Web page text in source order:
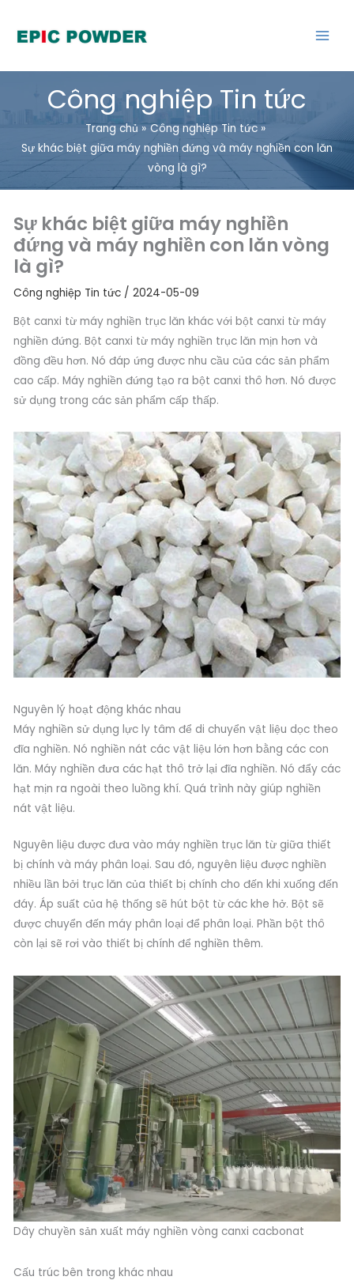
đến
dung
Công nghiệp Tin tức
Trang chủ
Công nghiệp Tin tức
Sự khác biệt giữa máy nghiền đứng và máy nghiền con lăn
vòng là gì?
Sự khác biệt giữa máy nghiền
đứng và máy nghiền con lăn vòng
là gì?
Công nghiệp Tin tức/ 2024-05-09
Bột canxi từ máy nghiền trục lăn khác với bột canxi từ máy
nghiền đứng. Bột canxi từ máy nghiền trục lăn mịn hơn và
đồng đều hơn. Nó đáp ứng được nhu cầu của các sản phẩm
cao cấp. Máy nghiền đứng tạo ra bột canxi thô hơn. Nó được
sử dụng trong các sản phẩm cấp thấp.
Nguyên lý hoạt động khác nhau
Máy nghiền sử dụng lực ly tâm để di chuyển vật liệu dọc theo
đĩa nghiền. Nó nghiền nát các vật liệu lớn hơn bằng các con
lăn. Máy nghiền đưa các hạt thô trở lại đĩa nghiền. Nó đẩy các
hạt mịn ra ngoài theo luồng khí. Quá trình này giúp nghiền
nát vật liệu.
Nguyên liệu được đưa vào máy nghiền trục lăn từ giữa thiết
bị chính và máy phân loại. Sau đó, nguyên liệu được nghiền
nhiều lần bởi trục lăn của thiết bị chính cho đến khi xuống đến
đáy. Áp suất của hệ thống sẽ hút bột từ các khe hở. Bột sẽ
được chuyển đến máy phân loại để phân loại. Phần bột thô
còn lại sẽ rơi vào thiết bị chính để nghiền thêm.
Dây chuyền sản xuất máy nghiền vòng canxi cacbonat
Cấu trúc bên trong khác nhau